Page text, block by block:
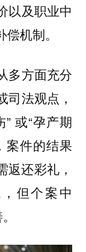
以及职业中
机制。
多方面充分
法观点，
或“孕产期
案件的结果
还彩礼，
但个案中